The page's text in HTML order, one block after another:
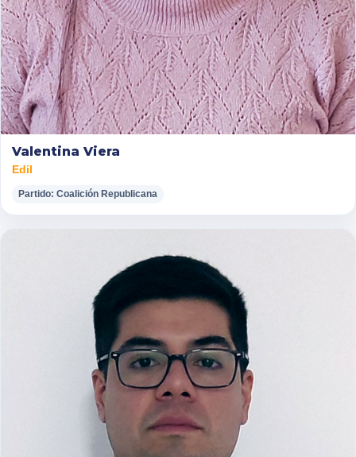
Valentina Viera
Edil
Partido: Coalición Republicana